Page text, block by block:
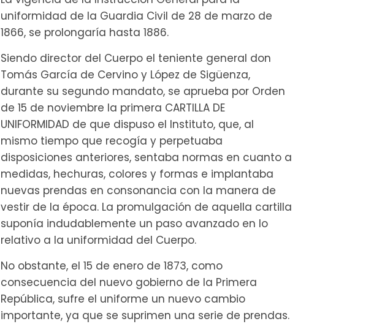
uniformidad de la Guardia Civil de 28 de marzo de
1866, se prolongaría hasta 1886.
Siendo director del Cuerpo el teniente general don
Tomás García de Cervino y López de Sigüenza,
durante su segundo mandato, se aprueba por Orden
de 15 de noviembre la primera CARTILLA DE
UNIFORMIDAD de que dispuso el Instituto, que, al
mismo tiempo que recogía y perpetuaba
disposiciones anteriores, sentaba normas en cuanto a
medidas, hechuras, colores y formas e implantaba
nuevas prendas en consonancia con la manera de
vestir de la época. La promulgación de aquella cartilla
suponía indudablemente un paso avanzado en lo
relativo a la uniformidad del Cuerpo.
No obstante, el 15 de enero de 1873, como
consecuencia del nuevo gobierno de la Primera
República, sufre el uniforme un nuevo cambio
importante, ya que se suprimen una serie de prendas.